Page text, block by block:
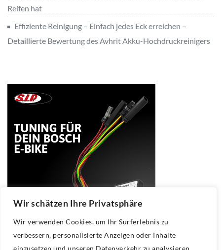
Wir schätzen Ihre Privatsphäre
Wir verwenden Cookies, um Ihr Surferlebnis zu
verbessern, personalisierte Anzeigen oder Inhalte
einzusetzen und unseren Datenverkehr zu analysieren.
Reifen hat
Effiziente Reinigung – Einfach jedes Eck erreichen –
Detaillierte Bewertung des Avhrit Akku-Hochdruckreinigers